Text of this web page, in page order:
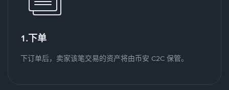
1.下单
下订单后，卖家该笔交易的资产将由币安 C2C 保管。